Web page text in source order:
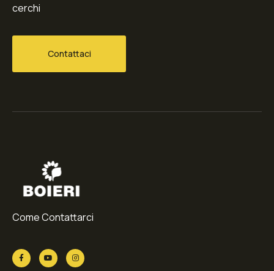
cerchi
Contattaci
Come Contattarci